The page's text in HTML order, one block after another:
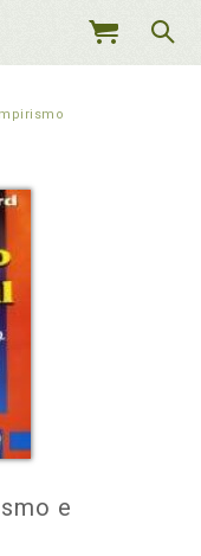
MEU
e